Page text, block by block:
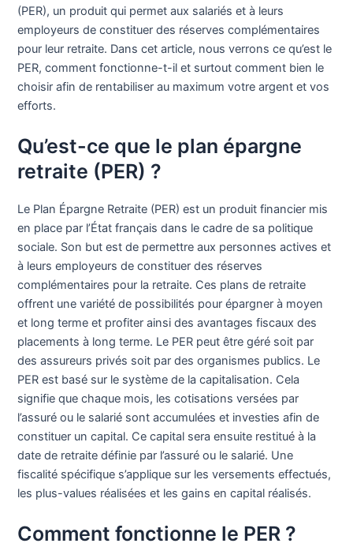
(PER), un produit qui permet aux salariés et à leurs
employeurs de constituer des réserves complémentaires
pour leur retraite. Dans cet article, nous verrons ce qu’est le
PER, comment fonctionne-t-il et surtout comment bien le
choisir afin de rentabiliser au maximum votre argent et vos
efforts.
Qu’est-ce que le plan épargne
retraite (PER) ?
Le Plan Épargne Retraite (PER) est un produit financier mis
en place par l’État français dans le cadre de sa politique
sociale. Son but est de permettre aux personnes actives et
à leurs employeurs de constituer des réserves
complémentaires pour la retraite. Ces plans de retraite
offrent une variété de possibilités pour épargner à moyen
et long terme et profiter ainsi des avantages fiscaux des
placements à long terme. Le PER peut être géré soit par
des assureurs privés soit par des organismes publics. Le
PER est basé sur le système de la capitalisation. Cela
signifie que chaque mois, les cotisations versées par
l’assuré ou le salarié sont accumulées et investies afin de
constituer un capital. Ce capital sera ensuite restitué à la
date de retraite définie par l’assuré ou le salarié. Une
fiscalité spécifique s’applique sur les versements effectués,
les plus-values réalisées et les gains en capital réalisés.
Comment fonctionne le PER ?